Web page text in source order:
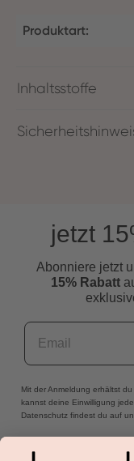
Produktart:
Inhaltsstoffe
jetzt
Abonniere jetzt
15% Rabatt
Email
Mit der Anmeldung erhältst
kannst deine Einwilligung
Datenschutz findest du auf